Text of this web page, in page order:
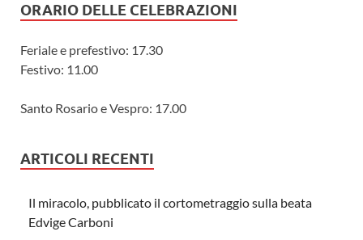
ORARIO DELLE CELEBRAZIONI
Feriale e prefestivo: 17.30
Festivo: 11.00
Santo Rosario e Vespro: 17.00
ARTICOLI RECENTI
Il miracolo, pubblicato il cortometraggio sulla beata
Edvige Carboni